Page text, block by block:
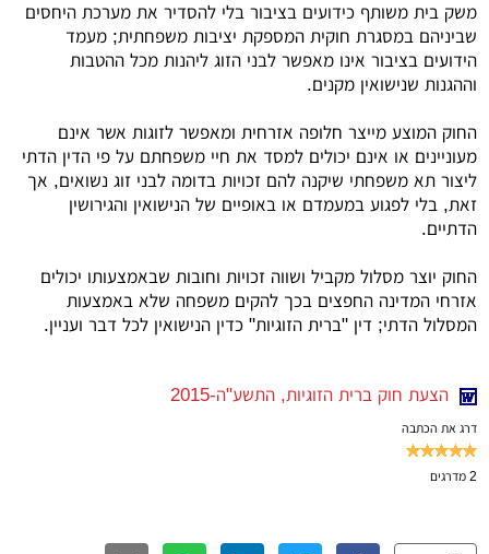
משק בית משותף כידועים בציבור בלי להסדיר את מערכת היחסים
שביניהם במסגרת חוקית המספקת יציבות משפחתית; מעמד
הידועים בציבור אינו מאפשר לבני הזוג ליהנות מכל ההטבות
וההגנות שנישואין מקנים.
החוק המוצע מייצר חלופה אזרחית ומאפשר לזוגות אשר אינם
מעוניינים או אינם יכולים למסד את חיי משפחתם על פי הדין הדתי
ליצור תא משפחתי שיקנה להם זכויות בדומה לבני זוג נשואים, אך
זאת, בלי לפגוע במעמדם או באופיים של הנישואין והגירושין
הדתיים.
החוק יוצר מסלול מקביל ושווה זכויות וחובות שבאמצעותו יכולים
אזרחי המדינה החפצים בכך להקים משפחה שלא באמצעות
המסלול הדתי; דין "ברית הזוגיות" כדין הנישואין לכל דבר ועניין.
הצעת חוק ברית הזוגיות, התשע"ה-2015
דרג את הכתבה
2 מדרגים